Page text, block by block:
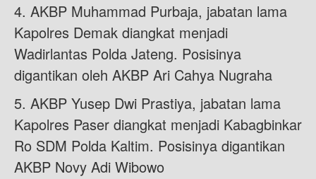
4. AKBP Muhammad Purbaja, jabatan lama
Kapolres Demak diangkat menjadi
Wadirlantas Polda Jateng. Posisinya
digantikan oleh AKBP Ari Cahya Nugraha
5. AKBP Yusep Dwi Prastiya, jabatan lama
Kapolres Paser diangkat menjadi Kabagbinkar
Ro SDM Polda Kaltim. Posisinya digantikan
AKBP Novy Adi Wibowo